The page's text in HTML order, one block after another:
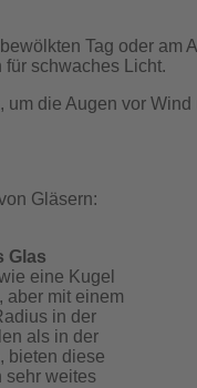
Tag oder
schwaches Licht.
die Augen vor
Gläsern:
Glas
eine Kugel
aber mit einem
in der
als in der
bieten diese
sehr weites